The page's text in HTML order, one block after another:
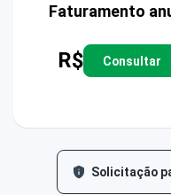
Faturamento
R$ Consultar
Solicitação